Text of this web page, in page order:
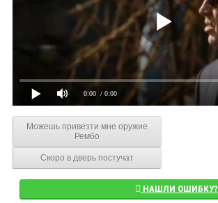
0:00 / 0:00
Можешь привезти мне оружие
Рембо
Скоро в дверь постучат
НАШЛИ ОШИБКУ?